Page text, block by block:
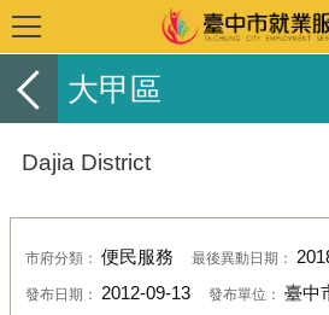
大甲區
Dajia District
市府分類： 便民服務 最後異動日期：
發布日期： 2012-09-13 發布單位： 臺中